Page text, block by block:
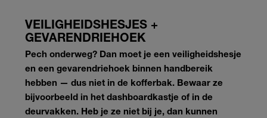
VEILIGHEIDSHESJES +
GEVARENDRIEHOEK
Pech onderweg? Dan moet je een veiligheidshesje
en een gevarendriehoek binnen handbereik
hebben — dus niet in de kofferbak. Bewaar ze
bijvoorbeeld in het dashboardkastje of in de
deurvakken. Heb je ze niet bij je, dan kunnen